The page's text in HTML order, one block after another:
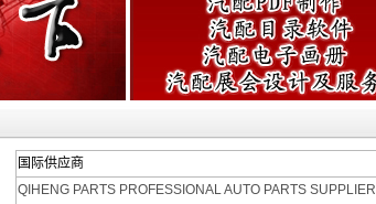
国际供应商
QIHENG PARTS PROFESSIONAL AUTO PARTS SUPPLIER